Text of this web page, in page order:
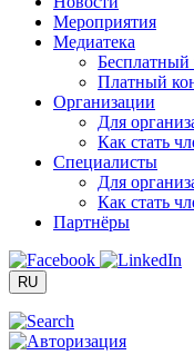
Мероприятия
Медиатека
Бесплатный
Платный
Организации
Для
Как стать
Специалисты
Для
Как стать
Партнёры
RU